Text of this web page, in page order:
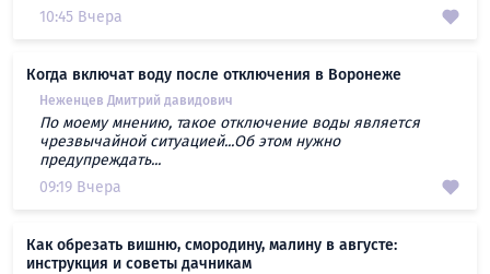
10:45 Вчера
Когда включат воду после отключения в Воронеже
Неженцев Дмитрий давидович
По моему мнению, такое отключение воды является
чрезвычайной ситуацией...Об этом нужно
предупреждать...
09:19 Вчера
Как обрезать вишню, смородину, малину в августе:
инструкция и советы дачникам